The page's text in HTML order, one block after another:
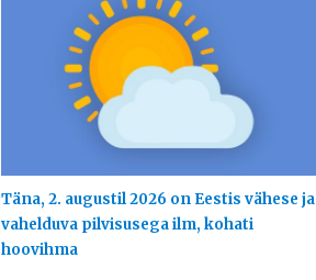
Täna, 2. augustil 2026 on Eestis vähese ja
vahelduva pilvisusega ilm, kohati
hoovihma